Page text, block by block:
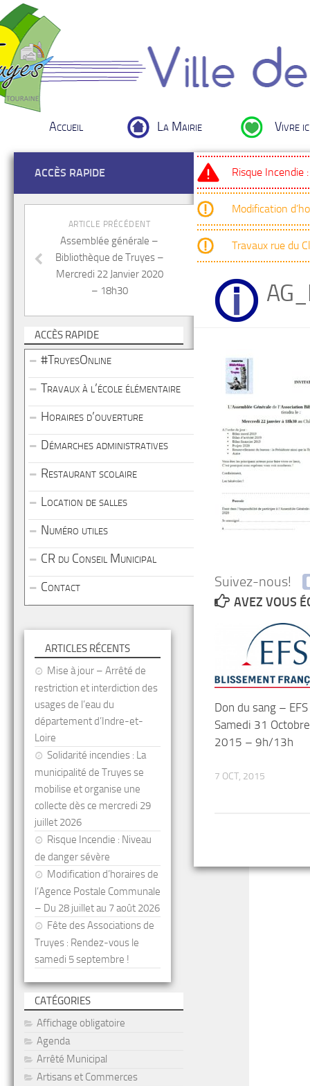
Accueil La Mairie Vivre
Risque Incendie
Modification
Travaux rue du
Suivez-nous!
AVEZ VOUS
Don du sang –
Samedi 31 Octobre
2015 – 9h/13h
7 OCT, 2015
ACCÈS RAPIDE
ARTICLE PRÉCÉDENT
Assemblée générale –
Bibliothèque de Truyes –
Mercredi 22 Janvier 2020
– 18h30
ACCÈS RAPIDE
#TruyesOnline
Travaux à l’école élémentaire
Horaires d’ouverture
Démarches administratives
Restaurant scolaire
Location de salles
Numéro utiles
CR du Conseil Municipal
Contact
ARTICLES RÉCENTS
Mise à jour – Arrêté de
restriction et interdiction des
usages de l’eau du
département d’Indre-et-
Loire
Solidarité incendies : La
municipalité de Truyes se
mobilise et organise une
collecte dès ce mercredi 29
juillet 2026
Risque Incendie : Niveau
de danger sévère
Modification d’horaires de
l’Agence Postale Communale
– Du 28 juillet au 7 août 2026
Fête des Associations de
Truyes : Rendez-vous le
samedi 5 septembre !
CATÉGORIES
Affichage obligatoire
Agenda
Arrêté Municipal
Artisans et Commerces